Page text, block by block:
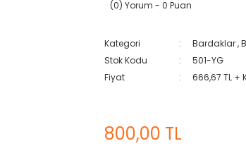
(0) Yorum - 0 Puan
Kategori Bardaklar ,
Stok Kodu
501-YG
Fiyat
666,67 TL +
800,00 TL